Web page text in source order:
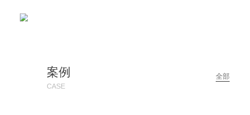
案例
CASE
全部